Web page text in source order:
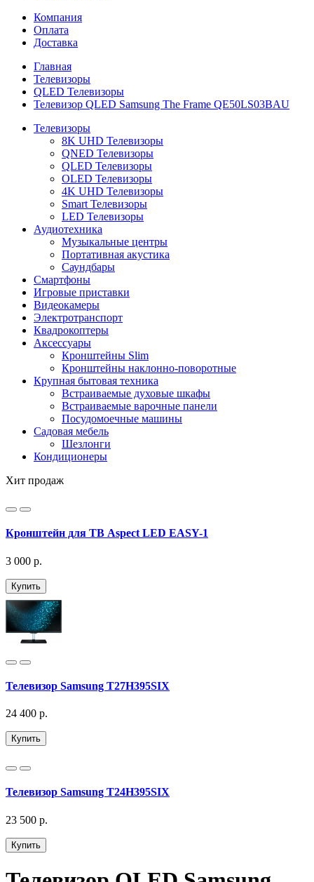
Компания
Оплата
Доставка
Главная
Телевизоры
QLED Телевизоры
Телевизор QLED Samsung The Frame QE50LS03BAU
Телевизоры
8K UHD Телевизоры
QNED Телевизоры
QLED Телевизоры
OLED Телевизоры
4K UHD Телевизоры
Smart Телевизоры
LED Телевизоры
Аудиотехника
Музыкальные центры
Портативная акустика
Саундбары
Смартфоны
Игровые приставки
Видеокамеры
Электротранспорт
Квадрокоптеры
Аксессуары
Кронштейны Slim
Кронштейны наклонно-поворотные
Крупная бытовая техника
Встраиваемые духовые шкафы
Встраиваемые варочные панели
Посудомоечные машины
Садовая мебель
Шезлонги
Кондиционеры
Хит продаж
Кронштейн для ТВ Aspect LED EASY-1
3 000 р.
Купить
Телевизор Samsung T27H395SIX
24 400 р.
Купить
Телевизор Samsung T24H395SIX
23 500 р.
Купить